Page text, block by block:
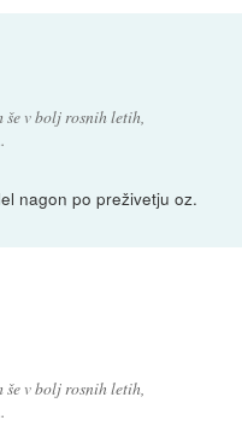
še v bolj rosnih letih,
nagon po preživetju oz.
še v bolj rosnih letih,